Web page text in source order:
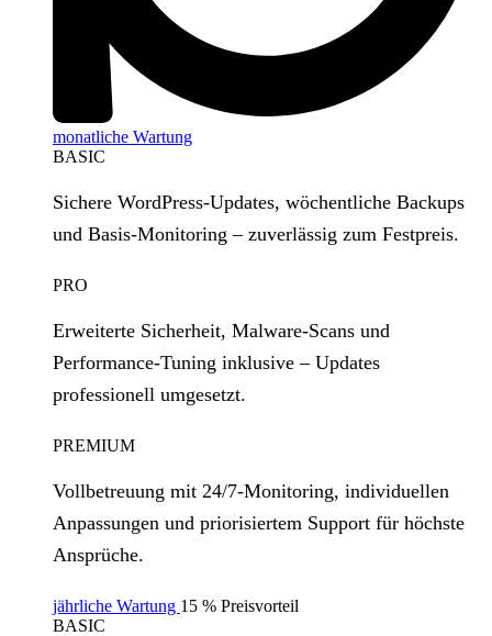
monatliche Wartung
BASIC
Sichere WordPress‑Updates, wöchentliche Backups
und Basis‑Monitoring – zuverlässig zum Festpreis.
PRO
Erweiterte Sicherheit, Malware‑Scans und
Performance‑Tuning inklusive – Updates
professionell umgesetzt.
PREMIUM
Vollbetreuung mit 24/7‑Monitoring, individuellen
Anpassungen und priorisiertem Support für höchste
Ansprüche.
jährliche Wartung 15 % Preisvorteil
BASIC